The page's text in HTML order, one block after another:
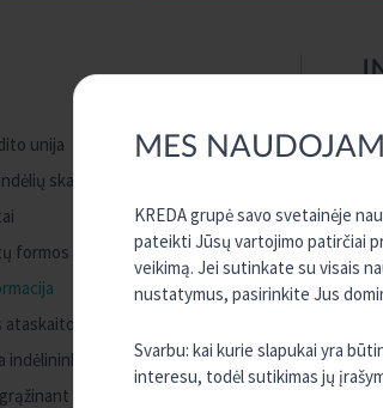
MES
KREDA grupė savo svetainėje
pateikti Jūsų vartojimo patirčiai
veikimą. Jei sutinkate su visais
nustatymus, pasirinkite Jus
Svarbu: kai kurie slapukai yra
interesu, todėl sutikimas jų
ir
unija
skaičiuoklės
formos
indėlininkui apie indėlių draudimą
paskolą